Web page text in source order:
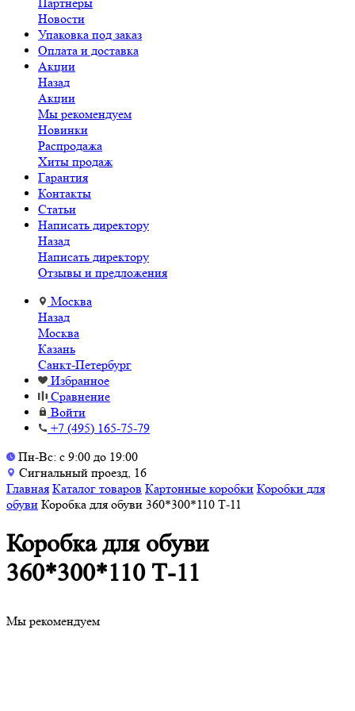
Новости
Упаковка под заказ
Оплата и доставка
Акции
Назад
Акции
Мы рекомендуем
Новинки
Распродажа
Хиты продаж
Гарантия
Контакты
Статьи
Написать директору
Назад
Написать директору
Отзывы и предложения
Москва
Назад
Москва
Казань
Санкт-Петербург
Избранное
Сравнение
Войти
+7 (495) 165-75-79
Пн-Вс: с 9:00 до 19:00
Сигнальный проезд, 16
Главная Каталог товаров Картонные коробки Коробки для
обуви Коробка для обуви 360*300*110 Т-11
Коробка для обуви
360*300*110 Т-11
Мы рекомендуем